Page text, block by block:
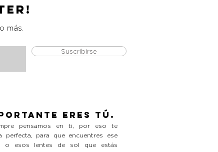
más.
Suscribirse
eres tú.
pensamos en ti, por eso te
perfecta, para que encuentres ese
o esos lentes de sol que estás